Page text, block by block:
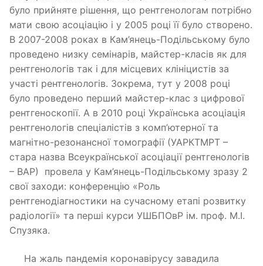
було прийняте рішення, що рентгенологам потрібно
мати свою асоціацію і у 2005 році її було створено.
В 2007-2008 роках в Кам’янець-Подільському було
проведено низку семінарів, майстер-класів як для
рентгенологів так і для місцевих клініцистів за
участі рентгенологів. Зокрема, тут у 2008 році
було проведено перший майстер-клас з цифрової
рентгеноскопії. А в 2010 році Українська асоціація
рентгенологів спеціалістів з комп’ютерної та
магнітно-резонансної томографії (УАРКТМРТ –
стара назва Всеукраїнської асоціації рентгенологів
– ВАР) провела у Кам’янець-Подільському зразу 2
свої заходи: конференцію «Роль
рентгенодіагностики на сучасному етапі розвитку
радіології» та перші курси УШБПОвР ім. проф. М.І.
Спузяка.
На жаль пандемія коронавірусу завадила